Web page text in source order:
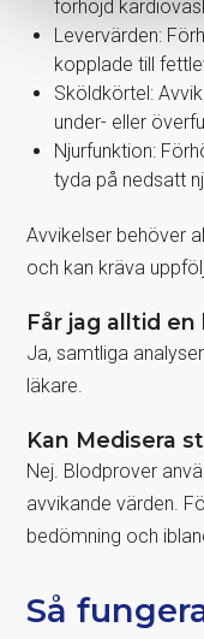
förhöjd
Levervärden:
kopplade till
Sköldkörtel:
under- eller
Njurfunktion:
tyda på nedsatt
Avvikelser behöver
och kan kräva
Får jag alltid
Ja, samtliga
läkare.
Kan Medisera
Nej. Blodprover
avvikande värden.
bedömning och
Så